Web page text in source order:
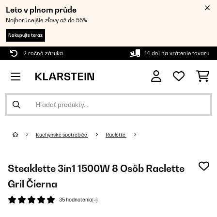
Leto v plnom prúde
Najhorúcejšie zľavy až do 55%
Nakupujte teraz
2 ročná záruka 14 dní na vrátenie tovaru
Kuchynské spotrebiče Raclette
Steaklette 3in1 1500W 8 Osôb Raclette
Gril Čierna
35 hodnotenia(-í)